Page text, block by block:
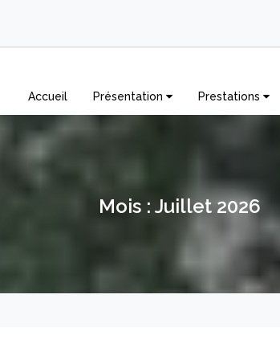
Accueil Présentation Prestations
Mois : Juillet 2026